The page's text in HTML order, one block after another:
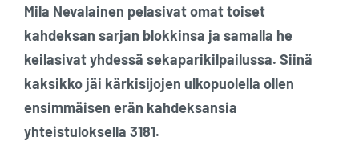
Mila Nevalainen pelasivat omat toiset
kahdeksan sarjan blokkinsa ja samalla he
keilasivat yhdessä sekaparikilpailussa. Siinä
kaksikko jäi kärkisijojen ulkopuolella ollen
ensimmäisen erän kahdeksansia
yhteistuloksella 3181.